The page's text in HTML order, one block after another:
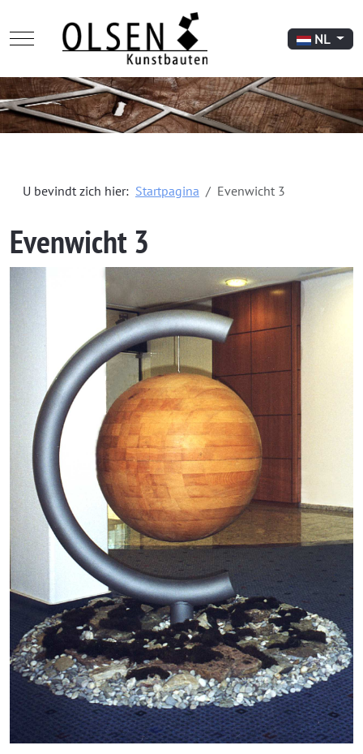
Mobile Menu Toggle Selecteer de
NL
U bevindt zich hier: Startpagina Evenwicht 3
Evenwicht 3